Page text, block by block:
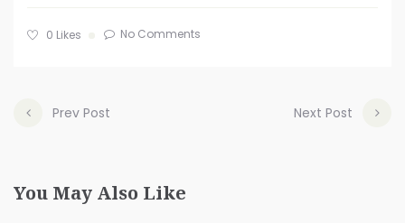
0 Likes No Comments
Prev Post Next Post
You May Also Like